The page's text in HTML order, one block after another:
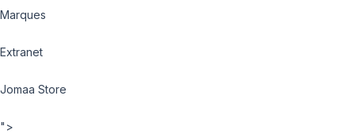
Marques
Extranet
Jomaa Store
">